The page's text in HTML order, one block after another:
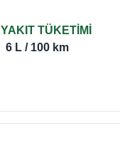
YAKIT TÜKETİMİ
6 L / 100 km